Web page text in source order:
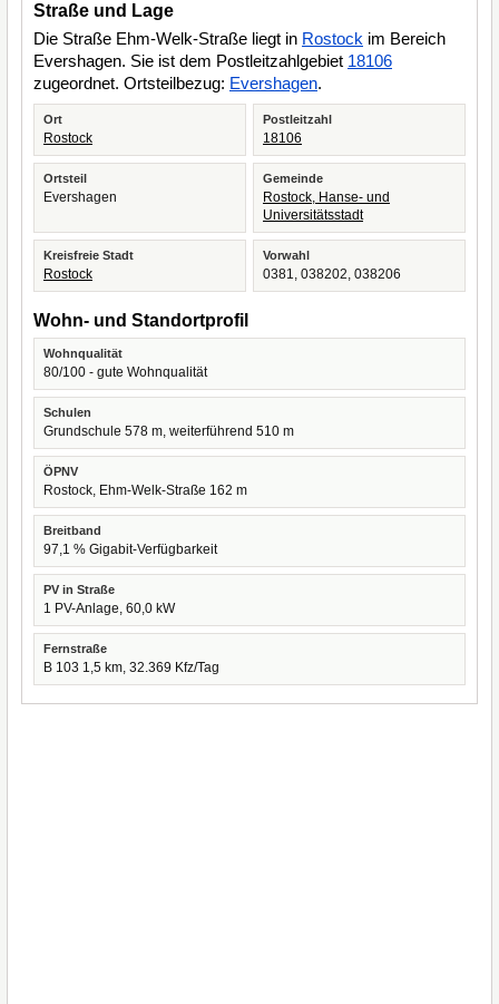
Straße und Lage
Die Straße Ehm-Welk-Straße liegt in Rostock im Bereich
Evershagen. Sie ist dem Postleitzahlgebiet 18106
zugeordnet. Ortsteilbezug: Evershagen.
Ort
Rostock
Postleitzahl
18106
Ortsteil
Evershagen
Gemeinde
Rostock, Hanse- und
Universitätsstadt
Kreisfreie Stadt
Rostock
Vorwahl
0381, 038202, 038206
Wohn- und Standortprofil
Wohnqualität
80/100 - gute Wohnqualität
Schulen
Grundschule 578 m, weiterführend 510 m
ÖPNV
Rostock, Ehm-Welk-Straße 162 m
Breitband
97,1 % Gigabit-Verfügbarkeit
PV in Straße
1 PV-Anlage, 60,0 kW
Fernstraße
B 103 1,5 km, 32.369 Kfz/Tag